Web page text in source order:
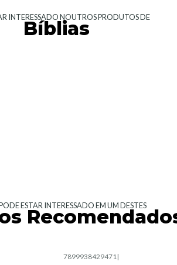
INTERESSADO NOUTROS PRODUTOS DE
Bíblias
ESTAR INTERESSADO EM UM DESTES
7899938429471|